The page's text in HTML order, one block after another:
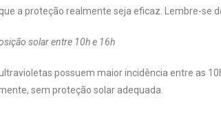
a proteção realmente seja eficaz. Lembre-se
solar entre 10h e 16h
possuem maior incidência entre as
sem proteção solar adequada.